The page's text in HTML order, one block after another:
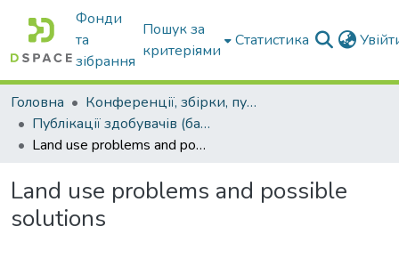
Фонди
та
зібрання
Пошук за
критеріями
Статистика
Головна
Конференції, збірки, публікації молодих вчених і здобувачів : магістрів, бакалаврів, аспірантів.
Публікації здобувачів (бакалаврів. магістрів, аспірантів)
Land use problems and possible solutions
Land use problems and possible
solutions